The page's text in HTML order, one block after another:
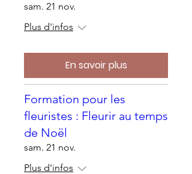
sam. 21 nov.
Plus d'infos
En savoir plus
Formation pour les
fleuristes : Fleurir au temps
de Noël
sam. 21 nov.
Plus d'infos